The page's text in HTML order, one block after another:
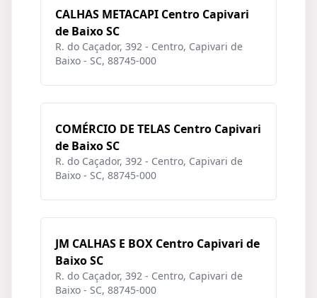
CALHAS METACAPI Centro Capivari
de Baixo SC
R. do Caçador, 392 - Centro, Capivari de
Baixo - SC, 88745-000
COMÉRCIO DE TELAS Centro Capivari
de Baixo SC
R. do Caçador, 392 - Centro, Capivari de
Baixo - SC, 88745-000
JM CALHAS E BOX Centro Capivari de
Baixo SC
R. do Caçador, 392 - Centro, Capivari de
Baixo - SC, 88745-000